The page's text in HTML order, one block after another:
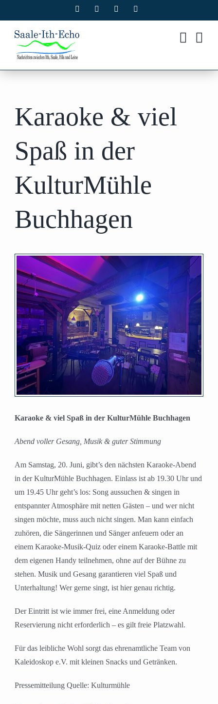
Inhalt
springen
Facebook Instagram
Karaoke & viel
Spaß in der
KulturMühle
Buchhagen
grösseres
Bild
Karaoke & viel Spaß in der KulturMühle Buchhagen
Abend voller Gesang, Musik & guter Stimmung
Am Samstag, 20. Juni, gibt’s den nächsten Karaoke-Abend
in der KulturMühle Buchhagen. Einlass ist ab 19.30 Uhr und
um 19.45 Uhr geht’s los: Song aussuchen & singen in
entspannter Atmosphäre mit netten Gästen – und wer nicht
singen möchte, muss auch nicht singen. Man kann einfach
zuhören, die Sängerinnen und Sänger anfeuern oder an
einem Karaoke-Musik-Quiz oder einem Karaoke-Battle mit
dem eigenen Handy teilnehmen, ohne auf der Bühne zu
stehen. Musik und Gesang garantieren viel Spaß und
Unterhaltung! Wer gerne singt, ist hier genau richtig.
Der Eintritt ist wie immer frei, eine Anmeldung oder
Reservierung nicht erforderlich – es gilt freie Platzwahl.
Für das leibliche Wohl sorgt das ehrenamtliche Team von
Kaleidoskop e.V. mit kleinen Snacks und Getränken.
Pressemitteilung Quelle: Kulturmühle